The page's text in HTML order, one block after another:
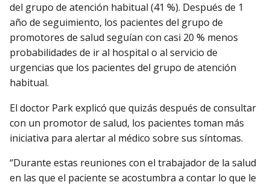
del grupo de atención habitual (41 %). Después de 1
año de seguimiento, los pacientes del grupo de
promotores de salud seguían con casi 20 % menos
probabilidades de ir al hospital o al servicio de
urgencias que los pacientes del grupo de atención
habitual.
El doctor Park explicó que quizás después de consultar
con un promotor de salud, los pacientes toman más
iniciativa para alertar al médico sobre sus síntomas.
“Durante estas reuniones con el trabajador de la salud
en las que el paciente se acostumbra a contar lo que le